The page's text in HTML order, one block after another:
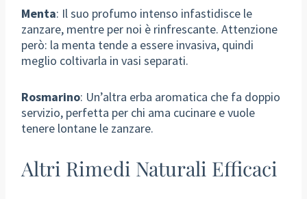
Menta: Il suo profumo intenso infastidisce le
zanzare, mentre per noi è rinfrescante. Attenzione
però: la menta tende a essere invasiva, quindi
meglio coltivarla in vasi separati.
Rosmarino: Un’altra erba aromatica che fa doppio
servizio, perfetta per chi ama cucinare e vuole
tenere lontane le zanzare.
Altri Rimedi Naturali Efficaci